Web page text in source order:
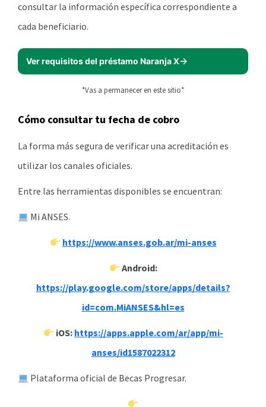
consultar la información específica correspondiente a
cada beneficiario.
Ver requisitos del préstamo Naranja X
*Vas a permanecer en este sitio*
Cómo consultar tu fecha de cobro
La forma más segura de verificar una acreditación es
utilizar los canales oficiales.
Entre las herramientas disponibles se encuentran:
Mi ANSES.
https://www.anses.gob.ar/mi-anses
Android:
https://play.google.com/store/apps/details?
id=com.MiANSES&hl=es
iOS: https://apps.apple.com/ar/app/mi-
anses/id1587022312
Plataforma oficial de Becas Progresar.